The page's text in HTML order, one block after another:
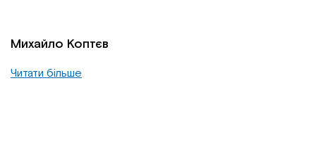
Михайло Коптєв
Читати більше